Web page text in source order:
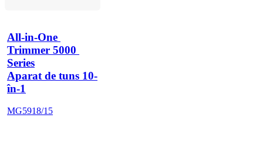
All-in-One
Trimmer 5000
Series
Aparat de tuns 10-
în-1
MG5918/15